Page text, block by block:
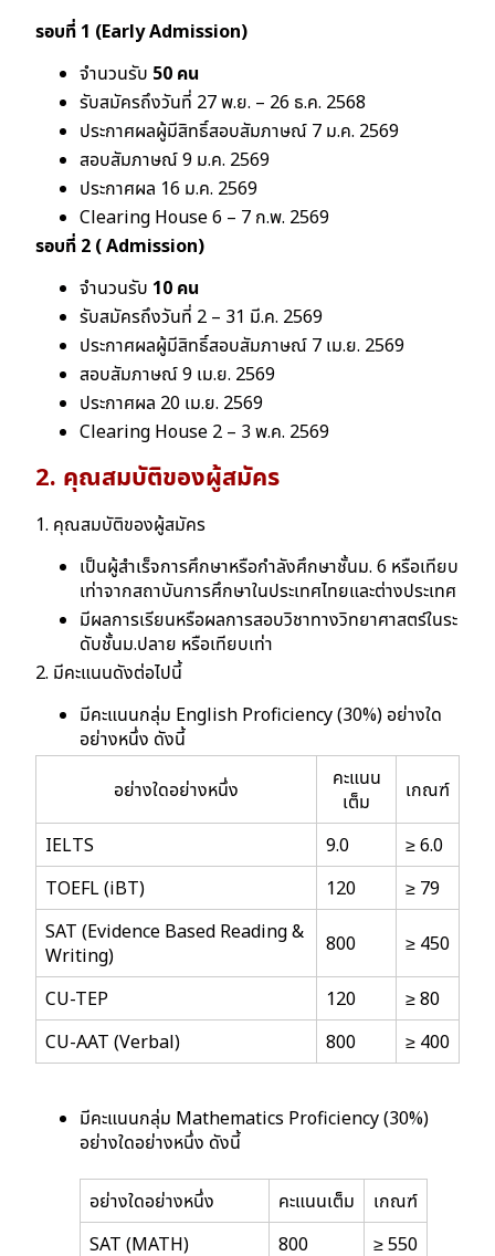
รอบที่ 1 (Early Admission)
จํานวนรับ 50 คน
รับสมัครถึงวันที่ 27 พ.ย. – 26 ธ.ค. 2568
ประกาศผลผู้มีสิทธิ์สอบสัมภาษณ์ 7 ม.ค. 2569
สอบสัมภาษณ์ 9 ม.ค. 2569
ประกาศผล 16 ม.ค. 2569
Clearing House 6 – 7 ก.พ. 2569
รอบที่ 2 ( Admission)
จํานวนรับ 10 คน
รับสมัครถึงวันที่ 2 – 31 มี.ค. 2569
ประกาศผลผู้มีสิทธิ์สอบสัมภาษณ์ 7 เม.ย. 2569
สอบสัมภาษณ์ 9 เม.ย. 2569
ประกาศผล 20 เม.ย. 2569
Clearing House 2 – 3 พ.ค. 2569
2. คุณสมบัติของผู้สมัคร
1. คุณสมบัติของผู้สมัคร
เป็นผู้สําเร็จการศึกษาหรือกําลังศึกษาชั้นม. 6 หรือเทียบ
เท่าจากสถาบันการศึกษาในประเทศไทยและต่างประเทศ
มีผลการเรียนหรือผลการสอบวิชาทางวิทยาศาสตร์ในระ
ดับชั้นม.ปลาย หรือเทียบเท่า
2. มีคะแนนดังต่อไปนี้
มีคะแนนกลุ่ม English Proficiency (30%) อย่างใด
อย่างหนึ่ง ดังนี้
อย่างใดอย่างหนึ่ง
คะแนน
เต็ม
เกณฑ์
IELTS 9.0
≥ 6.0
TOEFL (iBT)
120
≥ 79
SAT (Evidence Based Reading &
Writing)
800 ≥ 450
CU-TEP 120
≥ 80
CU-AAT (Verbal)
800 ≥ 400
มีคะแนนกลุ่ม Mathematics Proficiency (30%)
อย่างใดอย่างหนึ่ง ดังนี้
อย่างใดอย่างหนึ่ง คะแนนเต็ม
เกณฑ์
SAT (MATH)
800 ≥ 550